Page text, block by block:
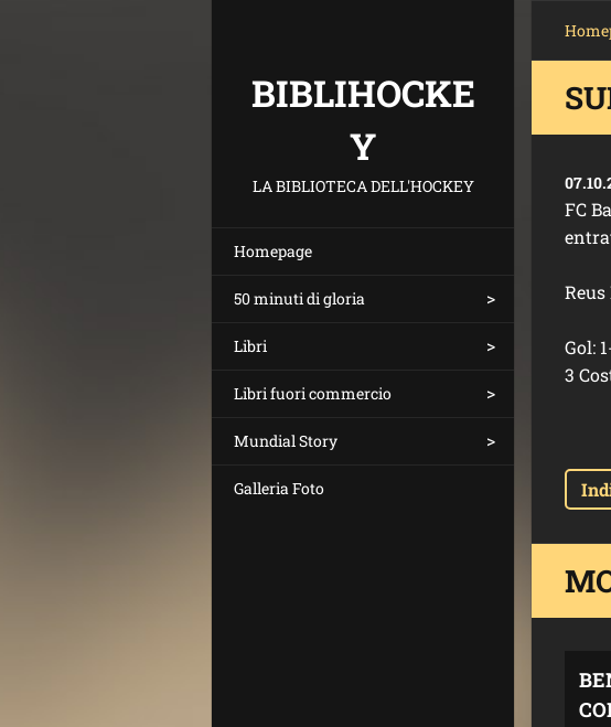
BIBLIHOCKE
Y
LA BIBLIOTECA DELL'HOCKEY
Homepage
50 minuti di gloria
Libri
Libri fuori commercio
Mundial Story
Galleria Foto
FC
Gol:
3